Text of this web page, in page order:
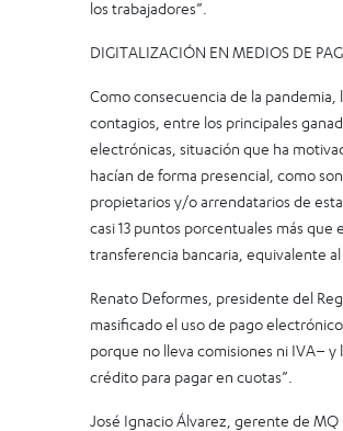
los trabajadores”.
DIGITALIZACIÓN EN MEDIOS DE
Como consecuencia de la
contagios, entre los principales
electrónicas, situación que ha
hacían de forma presencial, como
propietarios y/o arrendatarios de
casi 13 puntos porcentuales más que
transferencia bancaria, equivalente
Renato Deformes, presidente del
masificado el uso de pago
porque no lleva comisiones ni IVA–
crédito para pagar en cuotas”.
José Ignacio Álvarez, gerente de